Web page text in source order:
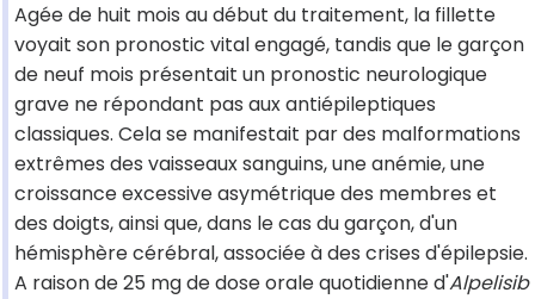
Agée de huit mois au début du traitement, la fillette
voyait son pronostic vital engagé, tandis que le garçon
de neuf mois présentait un pronostic neurologique
grave ne répondant pas aux antiépileptiques
classiques. Cela se manifestait par des malformations
extrêmes des vaisseaux sanguins, une anémie, une
croissance excessive asymétrique des membres et
des doigts, ainsi que, dans le cas du garçon, d'un
hémisphère cérébral, associée à des crises d'épilepsie.
A raison de 25 mg de dose orale quotidienne d'Alpelisib